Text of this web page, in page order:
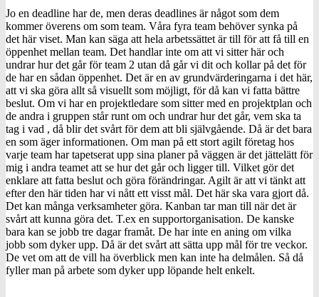
Jo en deadline har de, men deras deadlines är något som dem
kommer överens om som team. Våra fyra team behöver synka på
det här viset. Man kan säga att hela arbetssättet är till för att få till en
öppenhet mellan team. Det handlar inte om att vi sitter här och
undrar hur det går för team 2 utan då går vi dit och kollar på det för
de har en sådan öppenhet. Det är en av grundvärderingarna i det här,
att vi ska göra allt så visuellt som möjligt, för då kan vi fatta bättre
beslut. Om vi har en projektledare som sitter med en projektplan och
de andra i gruppen står runt om och undrar hur det går, vem ska ta
tag i vad , då blir det svårt för dem att bli självgående. Då är det bara
en som äger informationen. Om man på ett stort agilt företag hos
varje team har tapetserat upp sina planer på väggen är det jättelätt för
mig i andra teamet att se hur det går och ligger till. Vilket gör det
enklare att fatta beslut och göra förändringar. Agilt är att vi tänkt att
efter den här tiden har vi nått ett visst mål. Det här ska vara gjort då.
Det kan många verksamheter göra. Kanban tar man till när det är
svårt att kunna göra det. T.ex en supportorganisation. De kanske
bara kan se jobb tre dagar framåt. De har inte en aning om vilka
jobb som dyker upp. Då är det svårt att sätta upp mål för tre veckor.
De vet om att de vill ha överblick men kan inte ha delmålen. Så då
fyller man på arbete som dyker upp löpande helt enkelt.